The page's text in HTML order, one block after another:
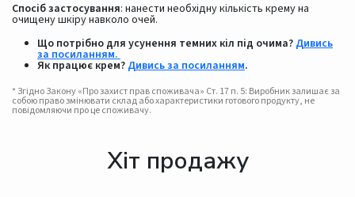
Спосіб застосування: нанести необхідну кількість крему на
очищену шкіру навколо очей.
Що потрібно для усунення темних кіл під очима? Дивись
за посиланням.
Як працює крем? Дивись за посиланням.
* Згідно Закону «Про захист прав споживача» Ст. 17 п. 5: Виробник залишає за
собою право змінювати склад або характеристики готового продукту, не
повідомляючи про це споживачу.
Хіт продажу